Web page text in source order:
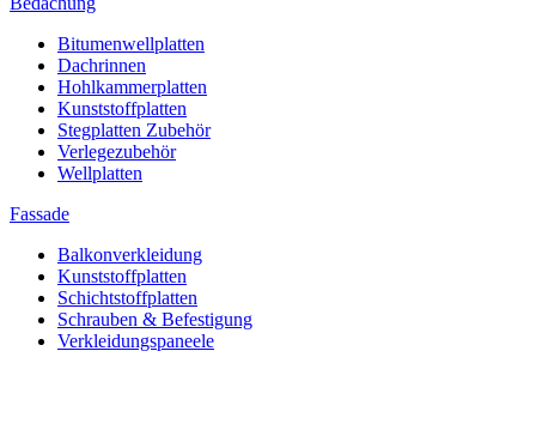
Bitumenwellplatten
Dachrinnen
Hohlkammerplatten
Kunststoffplatten
Stegplatten Zubehör
Verlegezubehör
Wellplatten
Fassade
Balkonverkleidung
Kunststoffplatten
Schichtstoffplatten
Schrauben & Befestigung
Verkleidungspaneele